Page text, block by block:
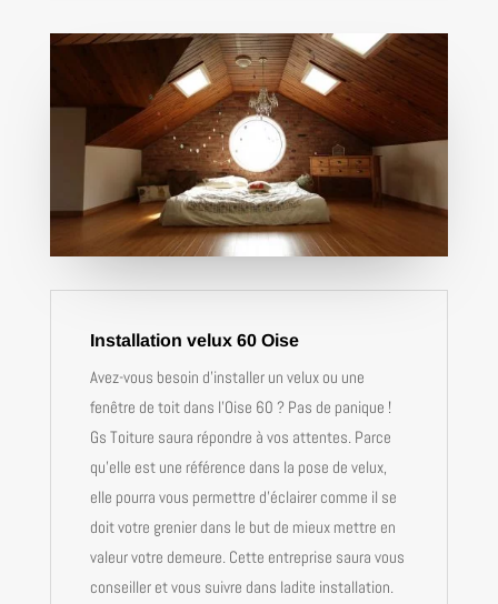
Installation velux 60 Oise
Avez-vous besoin d’installer un velux ou une
fenêtre de toit dans l’Oise 60 ? Pas de panique !
Gs Toiture saura répondre à vos attentes. Parce
qu’elle est une référence dans la pose de velux,
elle pourra vous permettre d’éclairer comme il se
doit votre grenier dans le but de mieux mettre en
valeur votre demeure. Cette entreprise saura vous
conseiller et vous suivre dans ladite installation.